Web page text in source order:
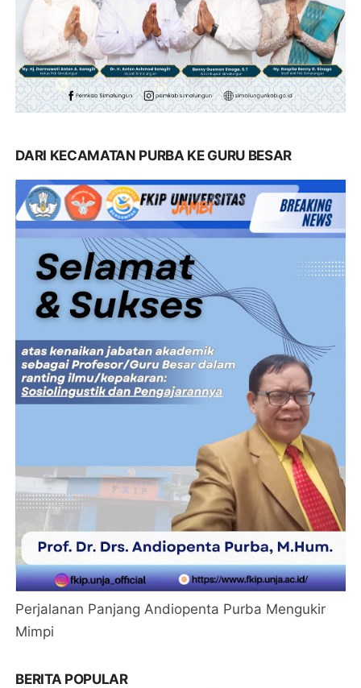
DARI KECAMATAN PURBA KE GURU BESAR
Perjalanan Panjang Andiopenta Purba Mengukir
Mimpi
BERITA POPULAR